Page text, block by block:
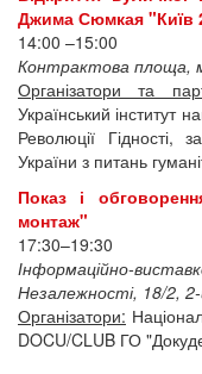
Джима Сюмкая "Київ
14:00 –15:00
Контрактова площа,
Організатори та
Український інститут
Революції Гідності,
України з питань
Показ і
монтаж"
17:30–19:30
Інформаційно-
Незалежності, 18/2,
Організатори:
DOCU/CLUB ГО